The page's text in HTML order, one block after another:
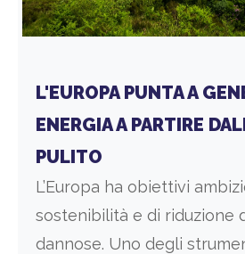
L'EUROPA PUNTA A
ENERGIA A PARTIRE
PULITO
L’Europa ha obiettivi
sostenibilità e di riduzione
dannose. Uno degli